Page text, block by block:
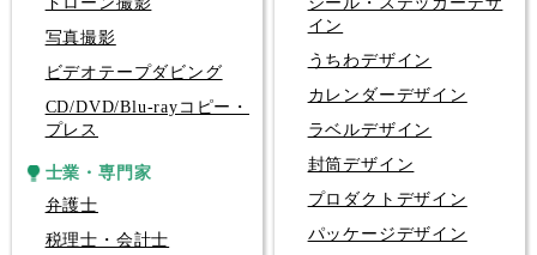
写真撮影
ビデオテープダビング
CD/DVD/Blu-rayコピー・
プレス
士業・専門家
弁護士
税理士・会計士
イン
うちわデザイン
カレンダーデザイン
ラベルデザイン
封筒デザイン
プロダクトデザイン
パッケージデザイン